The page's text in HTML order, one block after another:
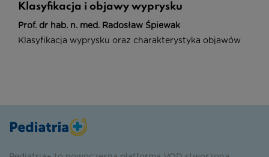
Klasyfikacja i objawy wyprysku
Prof. dr hab. n. med. Radosław Śpiewak
Klasyfikacja wyprysku oraz charakterystyka objawów